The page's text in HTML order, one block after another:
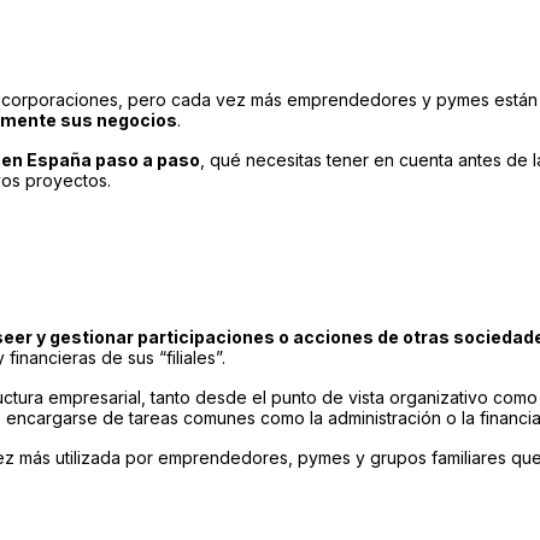
pero cada vez más emprendedores y pymes
sus negocios.
España paso a paso , qué necesitas tener en cuenta antes
proyectos.
y gestionar participaciones o acciones de otras
de sus “filiales”.
empresarial, tanto desde el punto de vista organizativo
de tareas comunes como la administración o la
más utilizada por emprendedores, pymes y grupos familiares